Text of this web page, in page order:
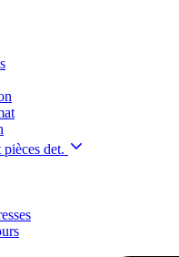
pièces det.